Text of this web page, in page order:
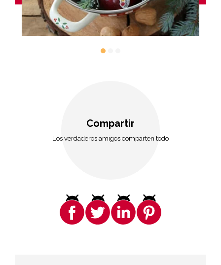
Compartir
Los verdaderos amigos comparten todo